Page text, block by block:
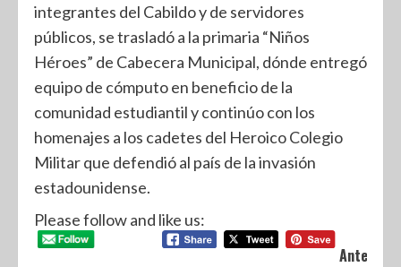
integrantes del Cabildo y de servidores
públicos, se trasladó a la primaria “Niños
Héroes” de Cabecera Municipal, dónde entregó
equipo de cómputo en beneficio de la
comunidad estudiantil y continúo con los
homenajes a los cadetes del Heroico Colegio
Militar que defendió al país de la invasión
estadounidense.
Please follow and like us:
Anterior: